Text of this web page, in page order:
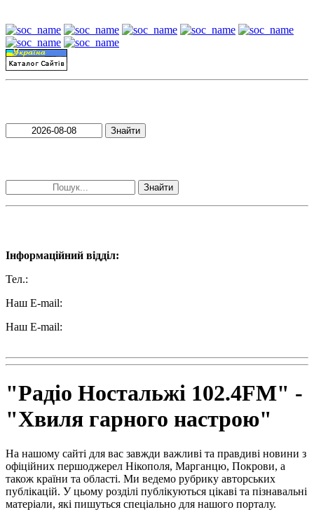
Знайти
Знайти
Інформаційний відділ:
Тел.:
Наш E-mail:
Наш E-mail:
"Радіо Ностальжі 102.4FM" -
"Хвиля гарного настрою"
На нашому сайті для вас завжди важливі та правдиві новини з
офіційних першоджерел Нікополя, Марганцю, Покрови, а
також країни та області. Ми ведемо рубрику авторських
публікацій. У цьому розділі публікуються цікаві та пізнавальні
матеріали, які пишуться спеціально для нашого порталу.